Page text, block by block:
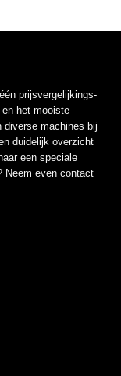
prijsvergelijkings-
het mooiste
diverse machines bij
duidelijk overzicht
een speciale
Neem even contact